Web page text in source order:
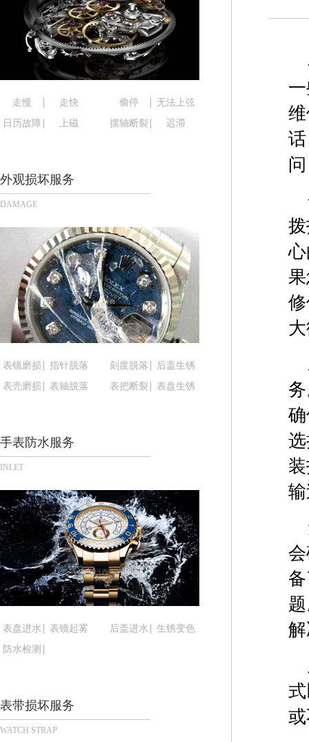
广州市天河区天河路230号万菱汇国际中心写字楼
广州市越秀区环市东路371-375号世界贸易中心大
深圳市罗湖区深南东路5001号华润大厦写字楼17
惠州市惠城区江北文昌一路7号华贸大厦写字楼1座
厦门市思明区湖滨东路95号华润大厦写字楼B座11
福州市鼓楼区五四路128-1号恒力城写字楼15层03
成都市锦江区人民东路6号SAC东原中心写字楼24
重庆市江北区观音桥步行街2号融恒时代广场写字
长沙市芙蓉区定王台街道建湘路393号世茂环球
郑州市二七区铭功路10号华润大厦写字楼29层
沈阳市沈河区中街路137号亨得利名表服务中心（
沈阳市沈河区中街路83号亨得利名表服务中心（
乌鲁木齐市天山区红山路26号时代广场（
温州市鹿城区锦绣路1067号置信广场10层1015室
哈尔滨市道里区友谊西路600号富力中心T2座写字
大连市中山区人民路15号国际金融大厦7层G室（
东莞市东城街道鸿福东路1号民盈国贸中心T1写字
无锡市梁溪区人民中路139号恒隆广场写字楼1座
南通市崇川区工农路57号圆融广场写字楼16层
苏州市苏州工业园区星港街199号苏州中心办公楼
武汉市江汉区解放大道686号世界贸易大厦38层09
南宁市青秀区金湖路59号地王大厦12楼1224室（
合肥市蜀山区潜山路111号万象城华润大厦B座12
泉州市丰泽区宝洲路729号浦西万达中心写字楼A
青岛市南区山东路6号华润大厦B座22层04室（需
烟台市芝罘区胜利路139号万达金融中心A座907室
长春市朝阳区西安大路727号中银大厦A座(旺进大
贵阳市南明区都司高架桥路33号亨特国际金融中心
昆明市盘龙区北京路928号同德昆明广场写字楼10
石家庄市长安区中山东路39号勒泰中心写字楼B座
西安市碑林区南关正街88号华侨城长安国际中心E
唐山市路南区新华东道100号万达广场写字楼A座
台州市椒江区东海大道1800号腾达中心东1幢20楼
内蒙古自治区呼和浩特市玉泉区大学西街70号华
走慢 走快 偷停
无法上弦
日历故障
上磁 摆轴断裂 迟滞
外观损坏服务
DAMAGE
表镜磨损 指针脱落 刻度脱落
后盖生锈
表壳磨损
表轴脱落 表把断裂 表盘生锈
手表防水服务
INLET
表盘进水 表镜起雾 后盖进水
生锈变色
防水检测
表带损坏服务
WATCH STRAP